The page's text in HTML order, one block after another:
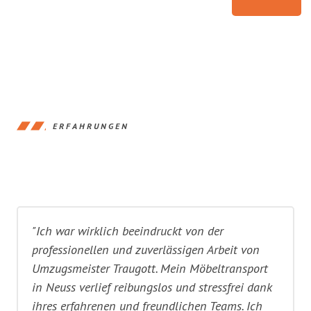
ERFAHRUNGEN
"Ich war wirklich beeindruckt von der
professionellen und zuverlässigen Arbeit von
Umzugsmeister Traugott. Mein Möbeltransport
in Neuss verlief reibungslos und stressfrei dank
ihres erfahrenen und freundlichen Teams. Ich